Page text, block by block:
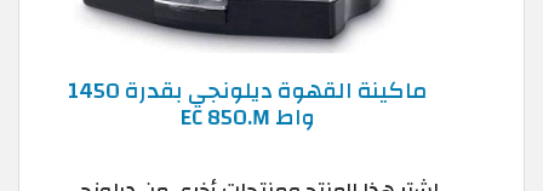
ماكينة القهوة ديلونجي بقدرة 1450
واط EC 850.M